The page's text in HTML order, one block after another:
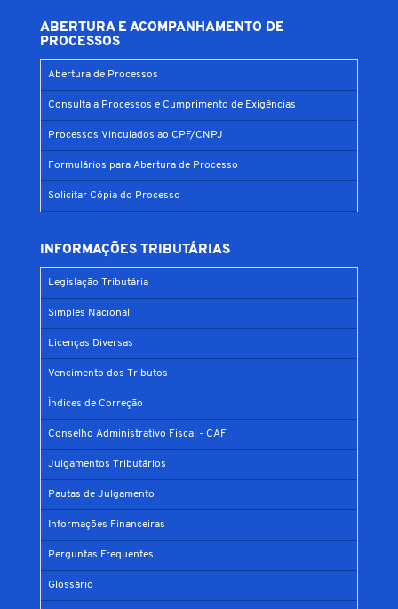
ABERTURA E ACOMPANHAMENTO DE
PROCESSOS
Abertura de Processos
Consulta a Processos e Cumprimento de Exigências
Processos Vinculados ao CPF/CNPJ
Formulários para Abertura de Processo
Solicitar Cópia do Processo
INFORMAÇÕES TRIBUTÁRIAS
Legislação Tributária
Simples Nacional
Licenças Diversas
Vencimento dos Tributos
Índices de Correção
Conselho Administrativo Fiscal - CAF
Julgamentos Tributários
Pautas de Julgamento
Informações Financeiras
Perguntas Frequentes
Glossário